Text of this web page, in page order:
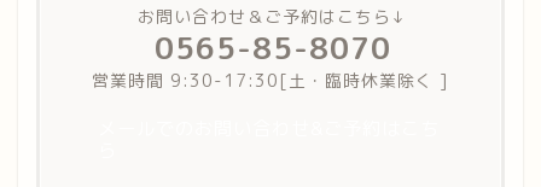
お問い合わせ＆ご予約はこちら↓
0565-85-8070
営業時間 9:30-17:30[土・臨時休業除く ]